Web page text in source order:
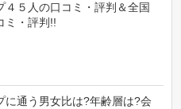
４５人の口コミ・評判＆全国
ミ・評判!!
に通う男女比は?年齢層は?会